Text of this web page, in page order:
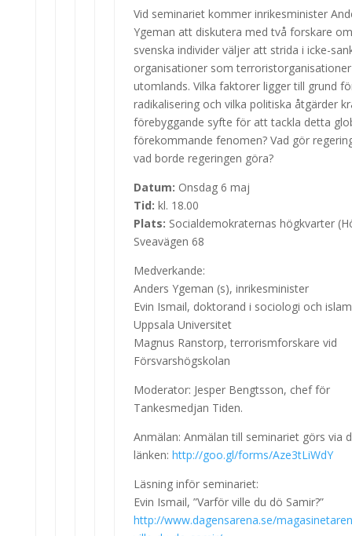
Vid seminariet kommer inrikesminister
Ygeman att diskutera med två forskare
svenska individer väljer att strida i icke-
organisationer som terroristorganisationer
utomlands. Vilka faktorer ligger till grund
radikalisering och vilka politiska åtgärder
förebyggande syfte för att tackla detta
förekommande fenomen? Vad gör
vad borde regeringen göra?
Datum: Onsdag 6 maj
Tid: kl. 18.00
Plats: Socialdemokraternas högkvarter
Sveavägen 68
Medverkande:
Anders Ygeman (s), inrikesminister
Evin Ismail, doktorand i sociologi och
Uppsala Universitet
Magnus Ranstorp, terrorismforskare vid
Försvarshögskolan
Moderator: Jesper Bengtsson, chef för
Tankesmedjan Tiden.
Anmälan: Anmälan till seminariet görs via
länken: http://goo.gl/forms/Aze3tLiWdY
Läsning inför seminariet:
Evin Ismail, ”Varför ville du dö Samir?”
http://www.dagensarena.se/